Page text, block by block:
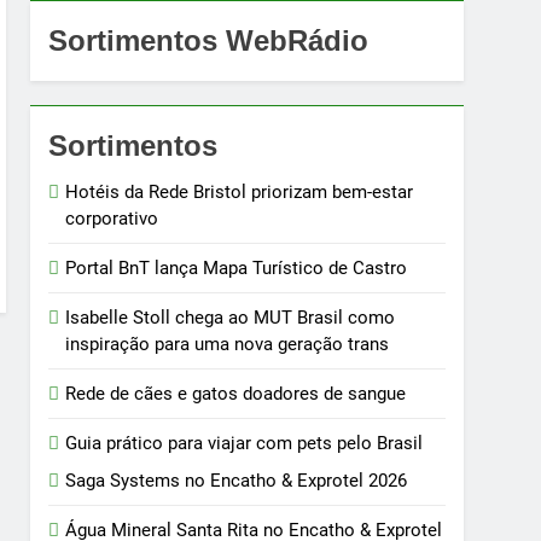
Sortimentos WebRádio
Sortimentos
Hotéis da Rede Bristol priorizam bem-estar
corporativo
Portal BnT lança Mapa Turístico de Castro
Isabelle Stoll chega ao MUT Brasil como
inspiração para uma nova geração trans
Rede de cães e gatos doadores de sangue
Guia prático para viajar com pets pelo Brasil
Saga Systems no Encatho & Exprotel 2026
Água Mineral Santa Rita no Encatho & Exprotel